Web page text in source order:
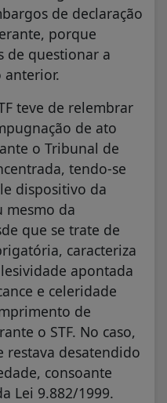
de declaração
porque
de questionar a
anterior.
teve de relembrar
de ato
o Tribunal de
tendo-se
dispositivo da
mesmo da
que se trate de
caracteriza
apontada
e celeridade
de
o STF. No caso,
restava desatendido
consoante
Lei 9.882/1999.